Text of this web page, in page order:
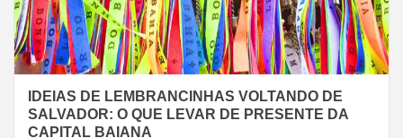
IDEIAS DE LEMBRANCINHAS VOLTANDO DE
SALVADOR: O QUE LEVAR DE PRESENTE DA
CAPITAL BAIANA